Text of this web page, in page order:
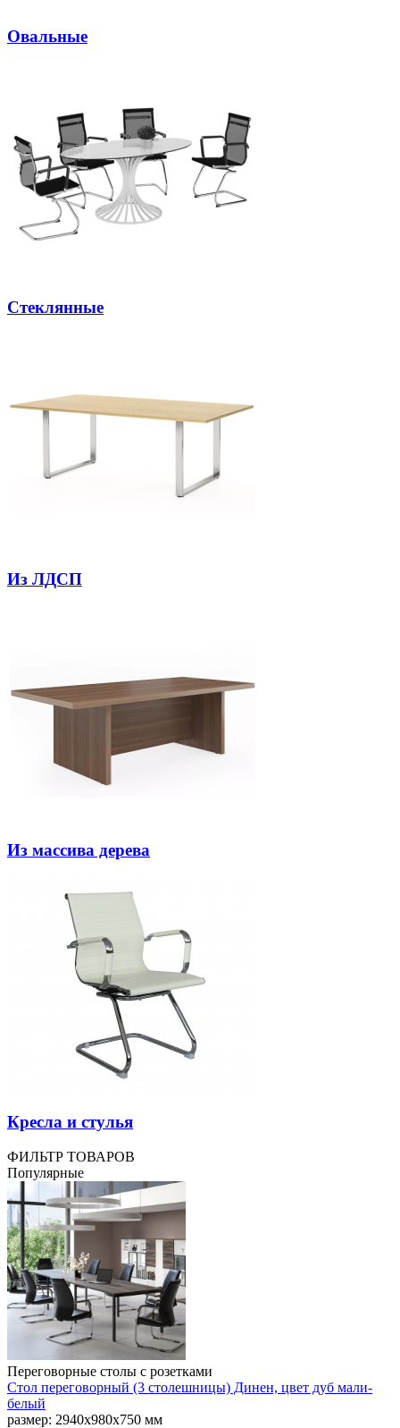
Овальные
Стеклянные
Из ЛДСП
Из массива дерева
Кресла и стулья
ФИЛЬТР ТОВАРОВ
Популярные
Переговорные столы с розетками
Стол переговорный (3 столешницы) Динен, цвет дуб мали-
белый
размер: 2940х980х750 мм